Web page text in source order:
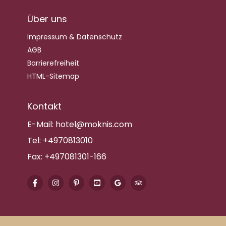
Über uns
Impressum & Datenschutz
AGB
Barrierefreiheit
HTML-Sitemap
Kontakt
E-Mail: hotel@moknis.com
Tel: +4970813010
Fax: +497081301-166